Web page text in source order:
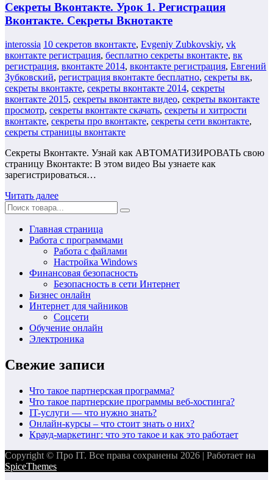
Секреты Вконтакте. Урок 1. Регистрация
Вконтакте. Секреты Вкнотакте
interossia 10 секретов вконтакте, Evgeniy Zubkovskiy, vk
вконтакте регистрация, бесплатно секреты вконтакте, вк
регистрация, вконтакте 2014, вконтакте регистрация, Евгений
Зубковский, регистрация вконтакте бесплатно, секреты вк,
секреты вконтакте, секреты вконтакте 2014, секреты
вконтакте 2015, секреты вконтакте видео, секреты вконтакте
просмотр, секреты вконтакте скачать, секреты и хитрости
вконтакте, секреты про вконтакте, секреты сети вконтакте,
секреты страницы вконтакте
Секреты Вконтакте. Узнай как АВТОМАТИЗИРОВАТЬ свою
страницу Вконтакте: В этом видео Вы узнаете как
зарегистрироваться…
Читать далее
Главная страница
Работа с программами
Работа с файлами
Настройка Windows
Финансовая безопасность
Безопасность в сети Интернет
Бизнес онлайн
Интернет для чайников
Соцсети
Обучение онлайн
Электроника
Свежие записи
Что такое партнерская программа?
Что такое партнерские программы веб-хостинга?
IT-услуги — что нужно знать?
Онлайн-курсы – что стоит знать о них?
Крауд-маркетинг: что это такое и как это работает
Copyright © Про IT. Все права сохранены 2026 | Работает на
SpiceThemes